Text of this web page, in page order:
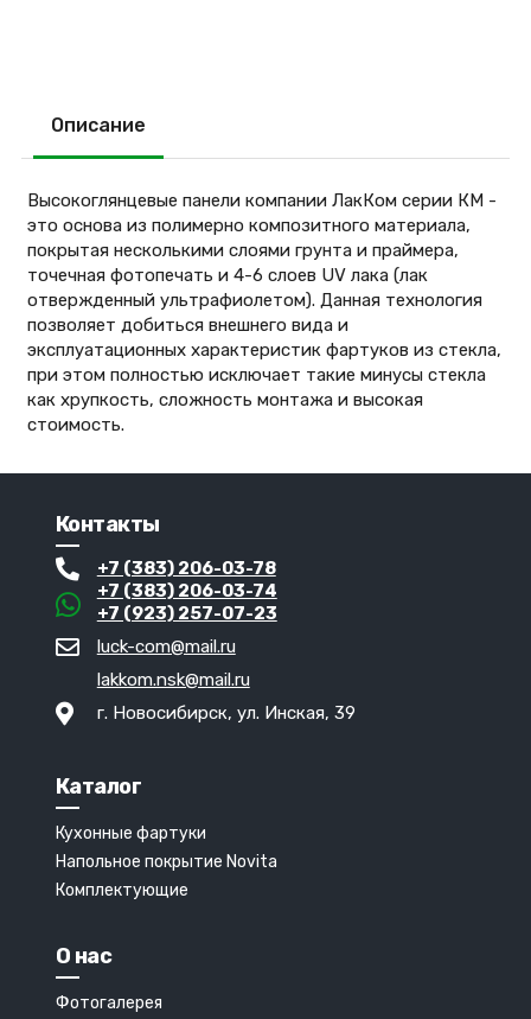
Описание
Высокоглянцевые панели компании ЛакКом серии КМ -
это основа из полимерно композитного материала,
покрытая несколькими слоями грунта и праймера,
точечная фотопечать и 4-6 слоев UV лака (лак
отвержденный ультрафиолетом). Данная технология
позволяет добиться внешнего вида и
эксплуатационных характеристик фартуков из стекла,
при этом полностью исключает такие минусы стекла
как хрупкость, сложность монтажа и высокая
стоимость.
Контакты
+7 (383) 206-03-78
+7 (383) 206-03-74
+7 (923) 257-07-23
luck-com@mail.ru
lakkom.nsk@mail.ru
г. Новосибирск, ул. Инская, 39
Каталог
Кухонные фартуки
Напольное покрытие Novita
Комплектующие
О нас
Фотогалерея